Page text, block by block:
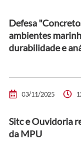
Defesa
ambientes
durabilidade e
03/11/2025
Sitc e Ouvidoria
da MPU